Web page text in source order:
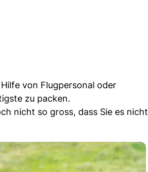
von Flugpersonal oder
zu packen.
nicht so gross, dass Sie es nicht